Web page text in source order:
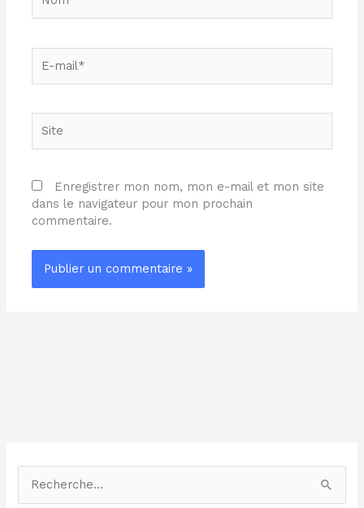
mail*
Enregistrer mon nom, mon e-mail et mon site
dans le navigateur pour mon prochain
commentaire.